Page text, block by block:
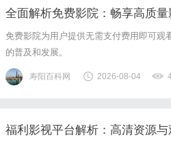
全面解析免费影院：畅享高质
免费影院为用户提供无需支付费用即可观
的普及和发展。
寿阳百科网 2026-08-04
福利影视平台解析：高清资源